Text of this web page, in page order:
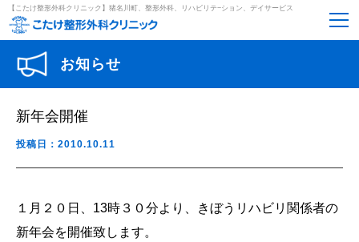
【こたけ整形外科クリニック】猪名川町、整形外科、リハビリテ−ション、デイサービス
お知らせ
新年会開催
投稿日：2010.10.11
１月２０日、13時３０分より、きぼうリハビリ関係者の
新年会を開催致します。